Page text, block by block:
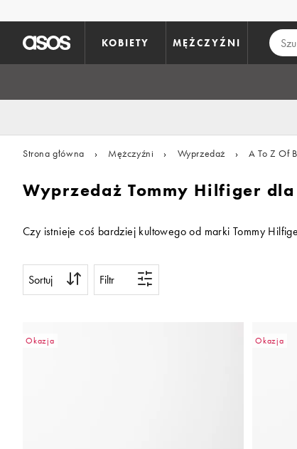
KOBIETY MĘŻCZYŹNI
Strona główna › Mężczyźni › Wyprzedaż › A To Z Of
Wyprzedaż Tommy Hilfiger
Czy istnieje coś bardziej kultowego od marki Tommy
Sortuj Filtr
Okazja Okazja